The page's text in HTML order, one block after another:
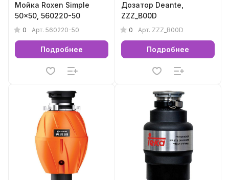
Мойка Roxen Simple
50x50, 560220-50
0 Арт. 560220-50
Подробнее
Дозатор Deante,
ZZZ_B00D
0 Арт. ZZZ_B00D
Подробнее